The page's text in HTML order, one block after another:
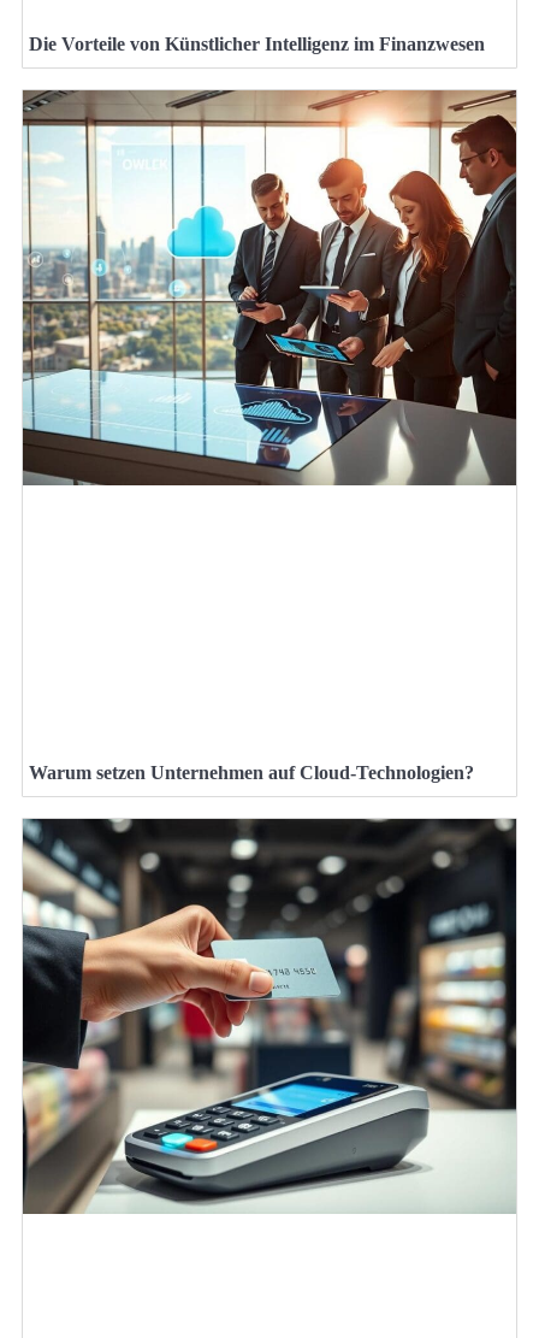
Die Vorteile von Künstlicher Intelligenz im Finanzwesen
Warum setzen Unternehmen auf Cloud-Technologien?